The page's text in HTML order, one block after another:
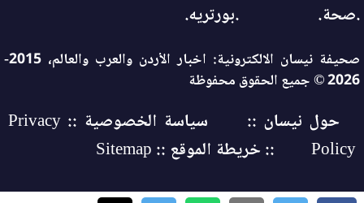
.صحة.
.بورتريه.
صحيفة نيسان الالكترونية: اخبار الأردن والعرب والعالم، 2015-
2026 © جميع الحقوق محفوظة
حول نيسان ::
سياسة الخصوصية :: Privacy
Policy
:: خريطة الموقع :: Sitemap